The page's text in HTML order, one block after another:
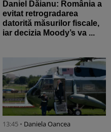
Daniel Dăianu: România a
evitat retrogradarea
datorită măsurilor fiscale,
iar decizia Moody’s va ...
13:45 • Daniela Oancea